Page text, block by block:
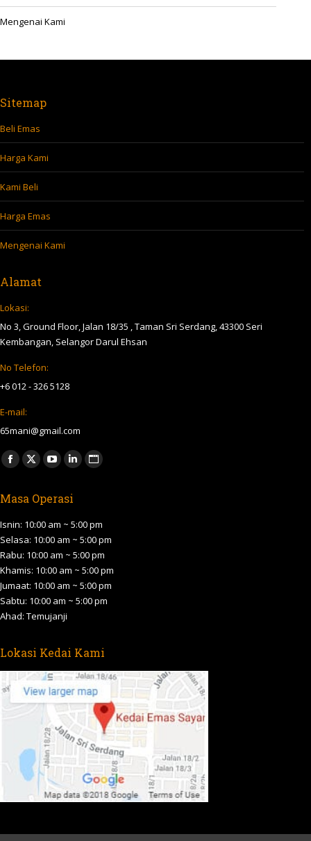
Mengenai Kami
Sitemap
Beli Emas
Harga Kami
Kami Beli
Harga Emas
Mengenai Kami
Alamat
Lokasi:
No 3, Ground Floor, Jalan 18/35 , Taman Sri Serdang, 43300 Seri
Kembangan, Selangor Darul Ehsan
No Telefon:
+6 012 - 326 5128
E-mail:
65mani@gmail.com
Find us on:
Facebook
opens
in
new
window
X
opens
in
new
window
YouTube
opens
in
new
window
Linkedin
opens
in
new
window
Website
in
new
window
Masa Operasi
Isnin: 10:00 am ~ 5:00 pm
Selasa: 10:00 am ~ 5:00 pm
Rabu: 10:00 am ~ 5:00 pm
Khamis: 10:00 am ~ 5:00 pm
Jumaat: 10:00 am ~ 5:00 pm
Sabtu: 10:00 am ~ 5:00 pm
Ahad: Temujanji
Lokasi Kedai Kami